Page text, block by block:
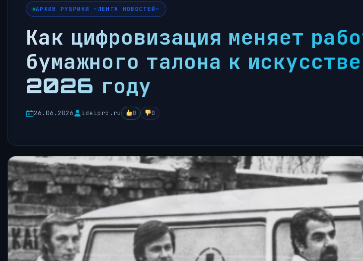
АРХИВ РУБРИКИ ~ЛЕНТА НОВОСТЕЙ~
Как цифровизация меняет
бумажного талона к
2026 году
26.06.2026 ideipro.ru 0 0